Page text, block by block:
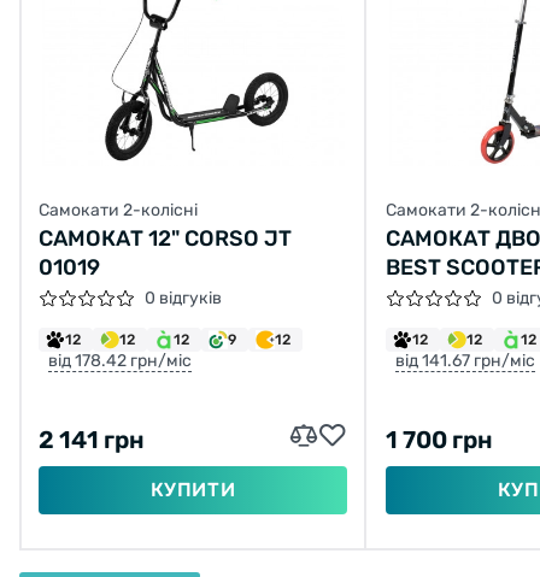
Самокати 2-колісні
САМОКАТ 12" CORSO JT
01019
0 відгуків
12 12 12 9 12
від 178.42 грн/міс
2 141 грн
КУПИТИ
Самокати 2-
САМОКАТ
BEST
ЧОРНИЙ
0
12 12 12
від 141.67 грн/міс
1 700 грн
Welcome!
Do you want to switch to the Dutch version of the
site or stay on the Ukrainian version?
SWITCH TO FACEBIKE.NL
STAY ON FACEBIKE.UA